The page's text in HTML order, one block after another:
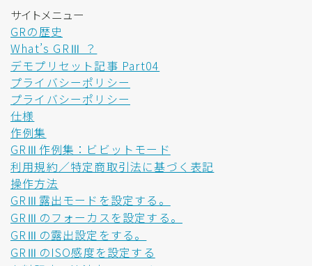
サイトメニュー
GRの歴史
What’s GRⅢ ？
デモプリセット記事 Part04
プライバシーポリシー
プライバシーポリシー
仕様
作例集
GRⅢ作例集：ビビットモード
利用規約／特定商取引法に基づく表記
操作方法
GRⅢ露出モードを設定する。
GRⅢのフォーカスを設定する。
GRⅢの露出設定をする。
GRⅢのISO感度を設定する